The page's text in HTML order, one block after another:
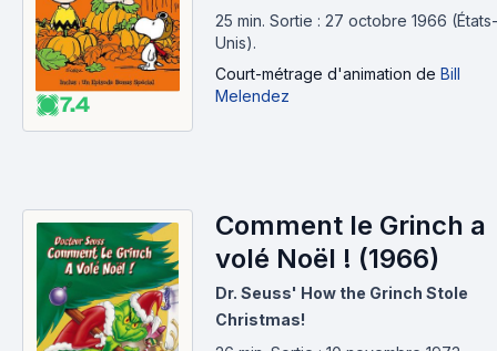
7.4
25 min. Sortie : 27 octobre 1966 (États-
Unis).
Court-métrage d'animation de Bill
Melendez
Comment le Grinch a
volé Noël ! (1966)
Dr. Seuss' How the Grinch Stole
Christmas!